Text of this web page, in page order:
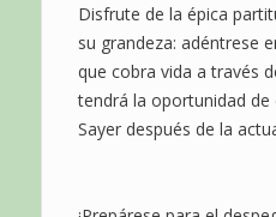
Disfrute de la épica
su grandeza: adéntrese
que cobra vida a través
tendrá la oportunidad de
Sayer después de la